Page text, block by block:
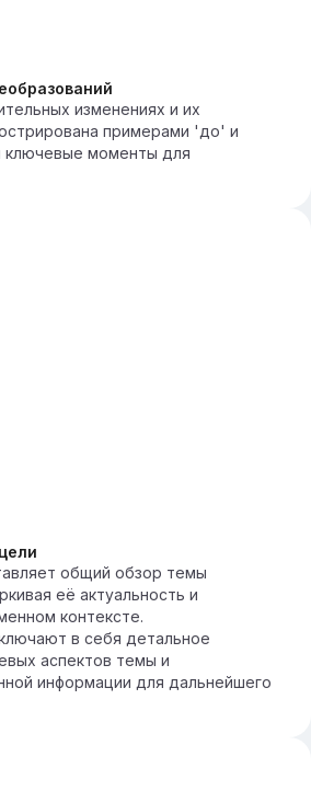
изменениях и их
примерами 'до' и
ключевые моменты для
общий обзор темы
её актуальность и
контексте.
в себя детальное
аспектов темы и
информации для дальнейшего